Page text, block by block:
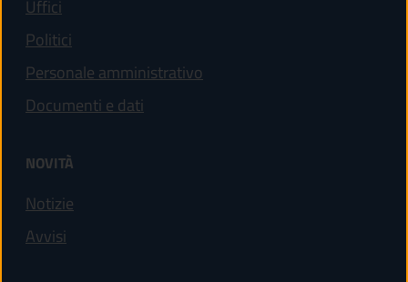
Uffici
Politici
Personale amministrativo
Documenti e dati
NOVITÀ
Notizie
Avvisi